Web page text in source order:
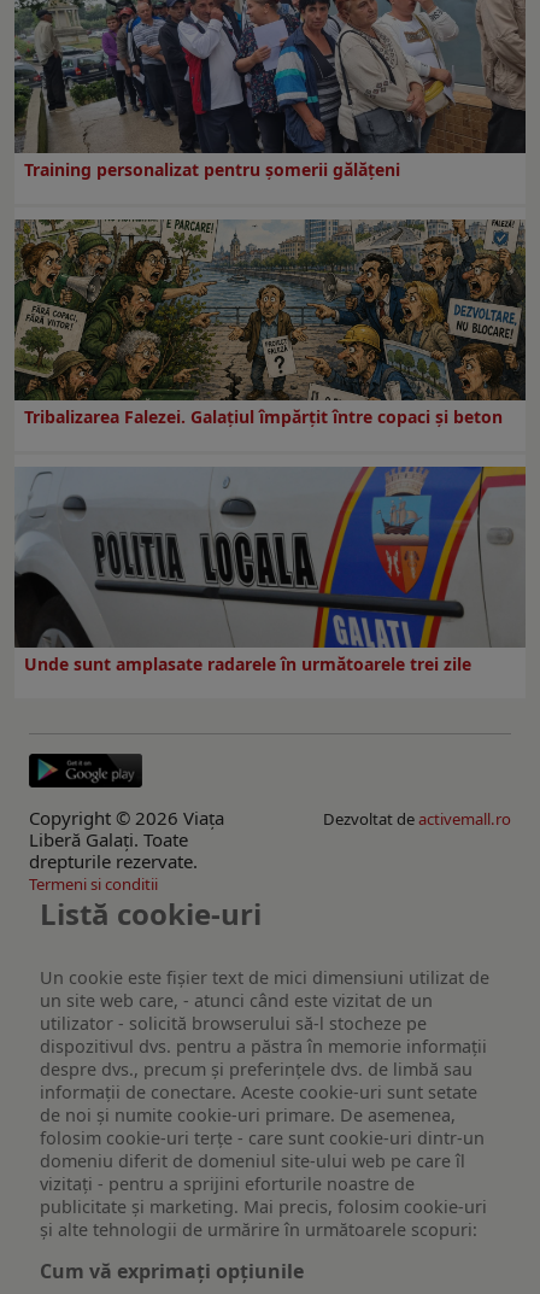
Training personalizat pentru șomerii gălățeni
Tribalizarea Falezei. Galațiul împărțit între copaci și beton
Unde sunt amplasate radarele în următoarele trei zile
Copyright © 2026 Viaţa
Liberă Galaţi. Toate
drepturile rezervate.
Dezvoltat deactivemall.ro
Termeni si conditii
Listă cookie-uri
Un cookie este fişier text de mici dimensiuni utilizat de
un site web care, - atunci când este vizitat de un
utilizator - solicită browserului să-l stocheze pe
dispozitivul dvs. pentru a păstra în memorie informații
despre dvs., precum și preferințele dvs. de limbă sau
informații de conectare. Aceste cookie-uri sunt setate
de noi și numite cookie-uri primare. De asemenea,
folosim cookie-uri terțe - care sunt cookie-uri dintr-un
domeniu diferit de domeniul site-ului web pe care îl
vizitați - pentru a sprijini eforturile noastre de
publicitate și marketing. Mai precis, folosim cookie-uri
și alte tehnologii de urmărire în următoarele scopuri:
Cum vă exprimați opțiunile